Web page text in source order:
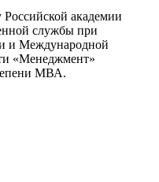
академии
службы при
и Международной
«Менеджмент»
МВА.